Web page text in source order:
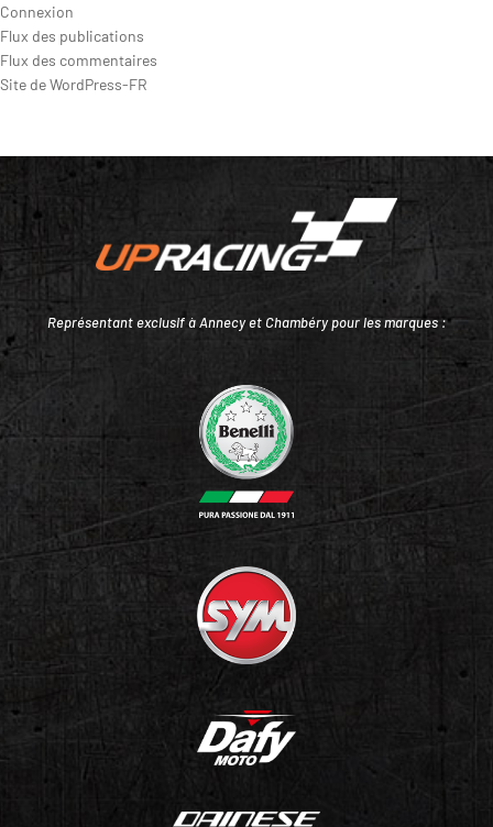
Connexion
Flux des publications
Flux des commentaires
Site de WordPress-FR
Représentant exclusif à Annecy et Chambéry pour les marques :